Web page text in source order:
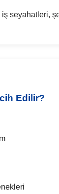
seyahatleri,
Edilir?